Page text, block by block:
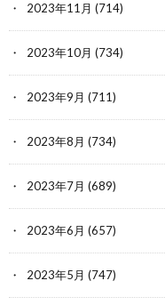
2023年11月 (714)
2023年10月 (734)
2023年9月 (711)
2023年8月 (734)
2023年7月 (689)
2023年6月 (657)
2023年5月 (747)